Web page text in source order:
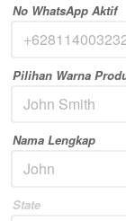
No WhatsApp Aktif
Pilihan Warna
Nama Lengkap
State